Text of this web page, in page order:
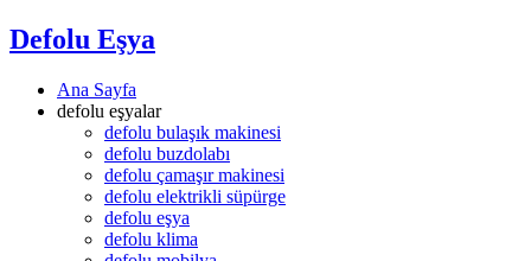
Defolu Eşya
Ana Sayfa
defolu eşyalar
defolu bulaşık makinesi
defolu buzdolabı
defolu çamaşır makinesi
defolu elektrikli süpürge
defolu eşya
defolu klima